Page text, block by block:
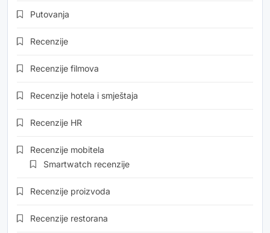
Putovanja
Recenzije
Recenzije filmova
Recenzije hotela i smještaja
Recenzije HR
Recenzije mobitela
Smartwatch recenzije
Recenzije proizvoda
Recenzije restorana